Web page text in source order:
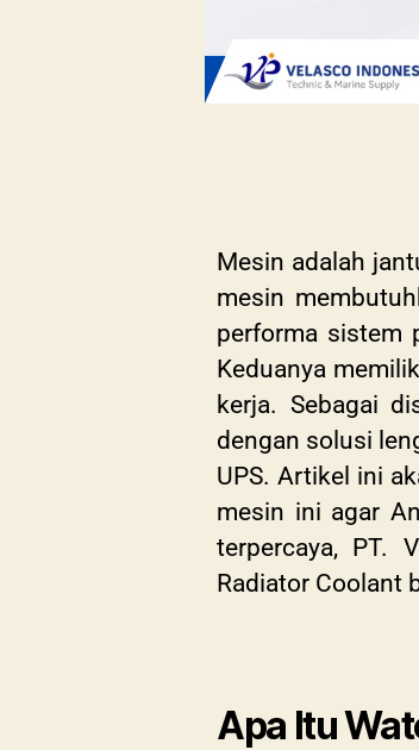
Mesin adalah
mesin
performa sistem
Keduanya
kerja. Sebagai
dengan solusi
UPS. Artikel ini
mesin ini agar
terpercaya, PT.
Radiator Coolant
Apa Itu